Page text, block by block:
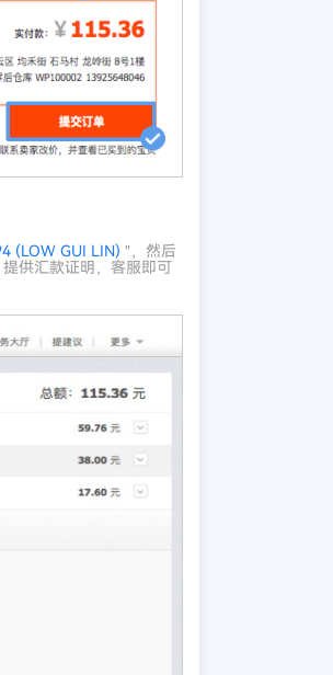
(LOW GUI LIN) "，然后
供汇款证明，客服即可